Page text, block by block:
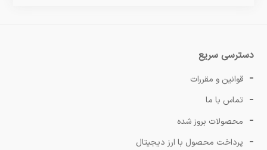
دسترسی سریع
قوانین و مقررات
تماس با ما
محصولات بروز شده
پرداخت محصول با ارز دیجیتال